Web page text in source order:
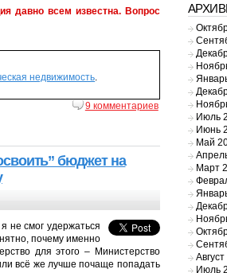
давно всем известна. Вопрос
недвижимость.
9 комментариев
бюджет на
не смог удержаться
почему именно
для этого – Министерство
всё же лучше почаще попадать
Июль
Июнь
Май
Март
Июль